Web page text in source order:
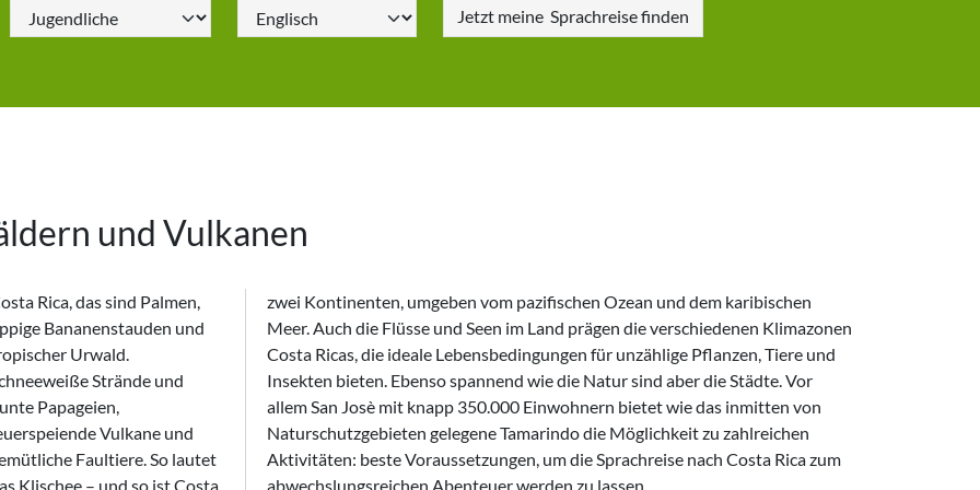
Jetzt meine Sprachreise finden
und Vulkanen
Rica, das sind Palmen,
Bananenstauden und
Urwald.
Strände und
Papageien,
Vulkane und
Faultiere. So lautet
Klischee – und so ist Costa
Kontinenten, umgeben vom pazifischen Ozean und dem karibischen
Auch die Flüsse und Seen im Land prägen die verschiedenen Klimazonen
die ideale Lebensbedingungen für unzählige Pflanzen, Tiere und
bieten. Ebenso spannend wie die Natur sind aber die Städte. Vor
Josè mit knapp 350.000 Einwohnern bietet wie das inmitten von
gelegene Tamarindo die Möglichkeit zu zahlreichen
beste Voraussetzungen, um die Sprachreise nach Costa Rica zum
abwechslungsreichen Abenteuer werden zu lassen.